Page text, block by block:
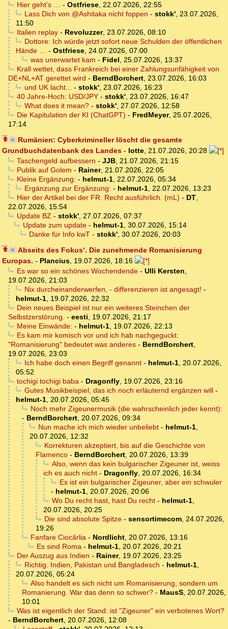
Hier geht’s … - Ostfriese, 22.07.2026, 22:55
Lass Dich von @Ashitaka nicht foppen - stokk', 23.07.2026,
11:50
Italien replay- Revoluzzer, 23.07.2026, 08:10
Dottore: Ich würde jetzt sofort neue Schulden der öffentlichen
Hände … - Ostfriese, 24.07.2026, 07:00
was unerwartet kam - Fidel, 25.07.2026, 13:37
Krall wettet, dass Frankreich bei einer Zahlungsunfähigkeit von
DE+NL+AT gerettet wird - BerndBorchert, 23.07.2026, 16:03
und UK lacht... - stokk', 23.07.2026, 16:23
40 Jahre-Hoch: USD/JPY- stokk', 23.07.2026, 16:47
What does it mean?- stokk', 27.07.2026, 12:58
Die Kapitulation der KI (ChatGPT) - FredMeyer, 25.07.2026,
17:14
Rumänien: Cyberkrimineller löscht die gesamte
Grundbuchdatenbank des Landes - lotte, 21.07.2026, 20:28
Taschengeld aufbessern - JJB, 21.07.2026, 21:15
Publik auf Golem - Rainer, 21.07.2026, 22:05
Kleine Ergänzung: - helmut-1, 22.07.2026, 05:34
Ergänzung zur Ergänzung: - helmut-1, 22.07.2026, 13:23
Hier der Artikel bei der FR. Recht ausführlich. (mL) - DT,
22.07.2026, 15:54
Update BZ- stokk', 27.07.2026, 07:37
Update zum update- helmut-1, 30.07.2026, 15:14
Danke für Info kwT- stokk', 30.07.2026, 20:03
Abseits des Fokus‘. Die zunehmende Romanisierung
Europas. - Plancius, 19.07.2026, 18:16
Es war so ein schönes Wochendende- Ulli Kersten,
19.07.2026, 21:03
Nix durcheinanderwerfen, - differenzieren ist angesagt! -
helmut-1, 19.07.2026, 22:32
Dein neues Beispiel ist nur ein weiteres Steinchen der
Selbstzerstörung. - eesti, 19.07.2026, 21:17
Meine Einwände: - helmut-1, 19.07.2026, 22:13
Es kam mir komisch vor und ich hab nachgeguckt:
"Romanisierung" bedeutet was anderes - BerndBorchert,
19.07.2026, 23:03
Ich habe doch einen Begriff genannt- helmut-1, 20.07.2026,
05:52
tochigi tochigi baba- Dragonfly, 19.07.2026, 23:16
Gutes Musikbeispiel, das ich noch erläuternd ergänzen will-
helmut-1, 20.07.2026, 05:45
Noch mehr Zigeunermusik (die wahrscheinlich jeder kennt):
- BerndBorchert, 20.07.2026, 09:34
Nun mache ich mich wieder unbeliebt- helmut-1,
20.07.2026, 12:32
Korrekturen akzeptiert, bis auf die Geschichte von
Flamenco - BerndBorchert, 20.07.2026, 13:39
Also, wenn das kein bulgarischer Zigeuner ist, weiss
ich es auch nicht - Dragonfly, 20.07.2026, 16:34
Es ist ein bulgarischer Zigeuner, aber ein schwuler
- helmut-1, 20.07.2026, 20:06
Wo Du recht hast, hast Du recht- helmut-1,
20.07.2026, 20:25
Die sind absolute Spitze- sensortimecom, 24.07.2026,
19:26
Fanfare Ciocărlia- Nordlicht, 20.07.2026, 13:16
Es sind Roma- helmut-1, 20.07.2026, 20:21
Der Auszug aus Indien - Rainer, 19.07.2026, 23:25
Richtig. Indien, Pakistan und Bangladesch - helmut-1,
20.07.2026, 05:24
Also handelt es sich nicht um Romanisierung, sondern um
Romanierung. War das denn so schwer? - MausS, 20.07.2026,
10:01
Was ist eigentlich der Stand: ist "Zigeuner" ein verbotenes Wort?
- BerndBorchert, 20.07.2026, 12:08